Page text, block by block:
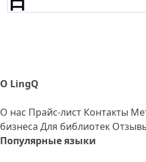
О LingQ
О нас Прайс-лист Контакты
бизнеса Для библиотек
Популярные языки